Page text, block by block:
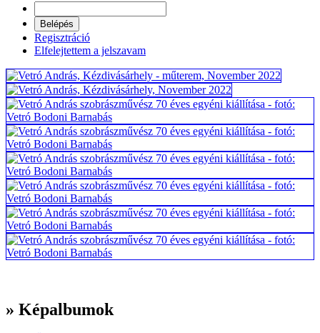
Regisztráció
Elfelejtettem a jelszavam
» Képalbumok